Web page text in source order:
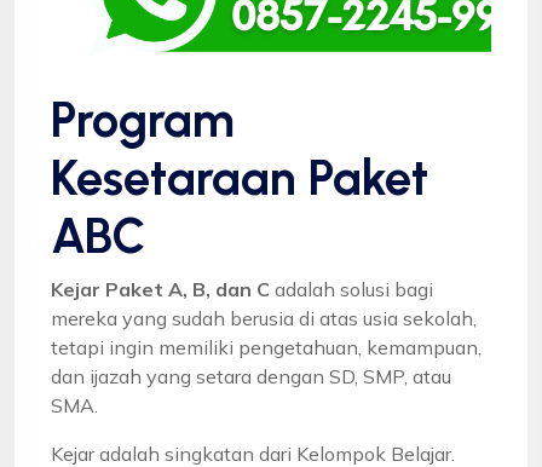
Program
Kesetaraan Paket
ABC
Kejar Paket A, B, dan C adalah solusi bagi
mereka yang sudah berusia di atas usia sekolah,
tetapi ingin memiliki pengetahuan, kemampuan,
dan ijazah yang setara dengan SD, SMP, atau
SMA.
Kejar adalah singkatan dari Kelompok Belajar.